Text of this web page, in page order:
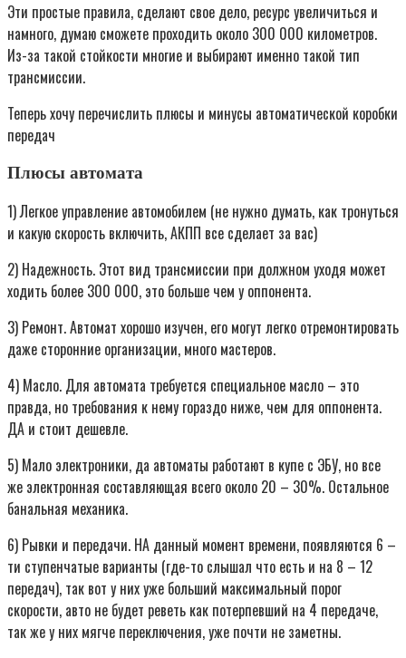
Эти простые правила, сделают свое дело, ресурс увеличиться и
намного, думаю сможете проходить около 300 000 километров.
Из-за такой стойкости многие и выбирают именно такой тип
трансмиссии.
Теперь хочу перечислить плюсы и минусы автоматической коробки
передач
Плюсы автомата
1) Легкое управление автомобилем (не нужно думать, как тронуться
и какую скорость включить, АКПП все сделает за вас)
2) Надежность. Этот вид трансмиссии при должном уходя может
ходить более 300 000, это больше чем у оппонента.
3) Ремонт. Автомат хорошо изучен, его могут легко отремонтировать
даже сторонние организации, много мастеров.
4) Масло. Для автомата требуется специальное масло – это
правда, но требования к нему гораздо ниже, чем для оппонента.
ДА и стоит дешевле.
5) Мало электроники, да автоматы работают в купе с ЭБУ, но все
же электронная составляющая всего около 20 – 30%. Остальное
банальная механика.
6) Рывки и передачи. НА данный момент времени, появляются 6 –
ти ступенчатые варианты (где-то слышал что есть и на 8 – 12
передач), так вот у них уже больший максимальный порог
скорости, авто не будет реветь как потерпевший на 4 передаче,
так же у них мягче переключения, уже почти не заметны.